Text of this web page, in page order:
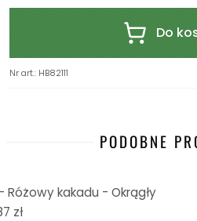
Do
Nr art.: HB82111
PODOBNE
kakadu - Okrągły
zł